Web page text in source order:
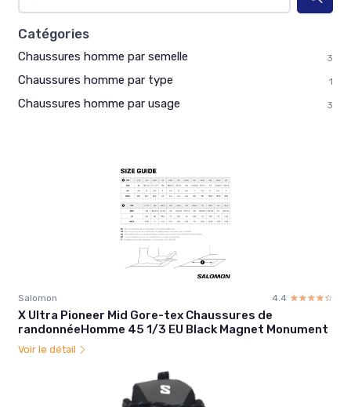
Catégories
Chaussures homme par semelle 3
Chaussures homme par type 1
Chaussures homme par usage 3
Salomon 4.4 ☆☆☆☆☆
★★★★★
X Ultra Pioneer Mid Gore-tex Chaussures de
randonnéeHomme 45 1/3 EU Black Magnet Monument
Voir le détail